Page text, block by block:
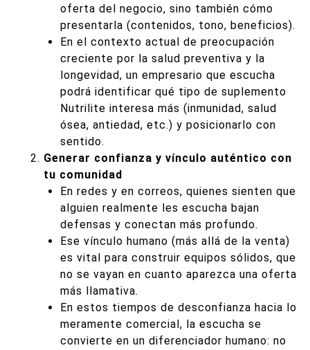
oferta del negocio, sino también cómo
presentarla (contenidos, tono, beneficios).
En el contexto actual de preocupación
creciente por la salud preventiva y la
longevidad, un empresario que escucha
podrá identificar qué tipo de suplemento
Nutrilite interesa más (inmunidad, salud
ósea, antiedad, etc.) y posicionarlo con
sentido.
Generar confianza y vínculo auténtico con
tu comunidad
En redes y en correos, quienes sienten que
alguien realmente les escucha bajan
defensas y conectan más profundo.
Ese vínculo humano (más allá de la venta)
es vital para construir equipos sólidos, que
no se vayan en cuanto aparezca una oferta
más llamativa.
En estos tiempos de desconfianza hacia lo
meramente comercial, la escucha se
convierte en un diferenciador humano: no